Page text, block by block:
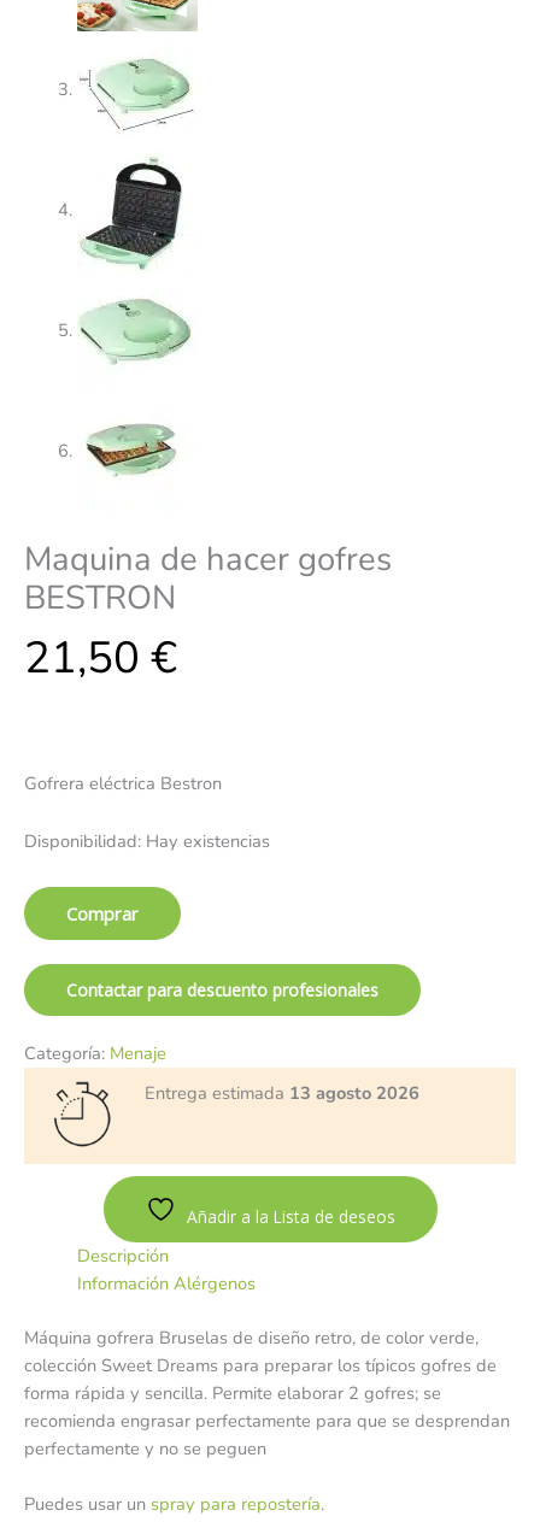
Maquina de hacer gofres
BESTRON
21,50 €
Gofrera eléctrica Bestron
Disponibilidad: Hay existencias
Comprar
Contactar para descuento profesionales
Categoría: Menaje
Entrega estimada 13 agosto 2026
Añadir a la Lista de deseos
Descripción
Información Alérgenos
Máquina gofrera Bruselas de diseño retro, de color verde,
colección Sweet Dreams para preparar los típicos gofres de
forma rápida y sencilla. Permite elaborar 2 gofres; se
recomienda engrasar perfectamente para que se desprendan
perfectamente y no se peguen
Puedes usar un spray para repostería.